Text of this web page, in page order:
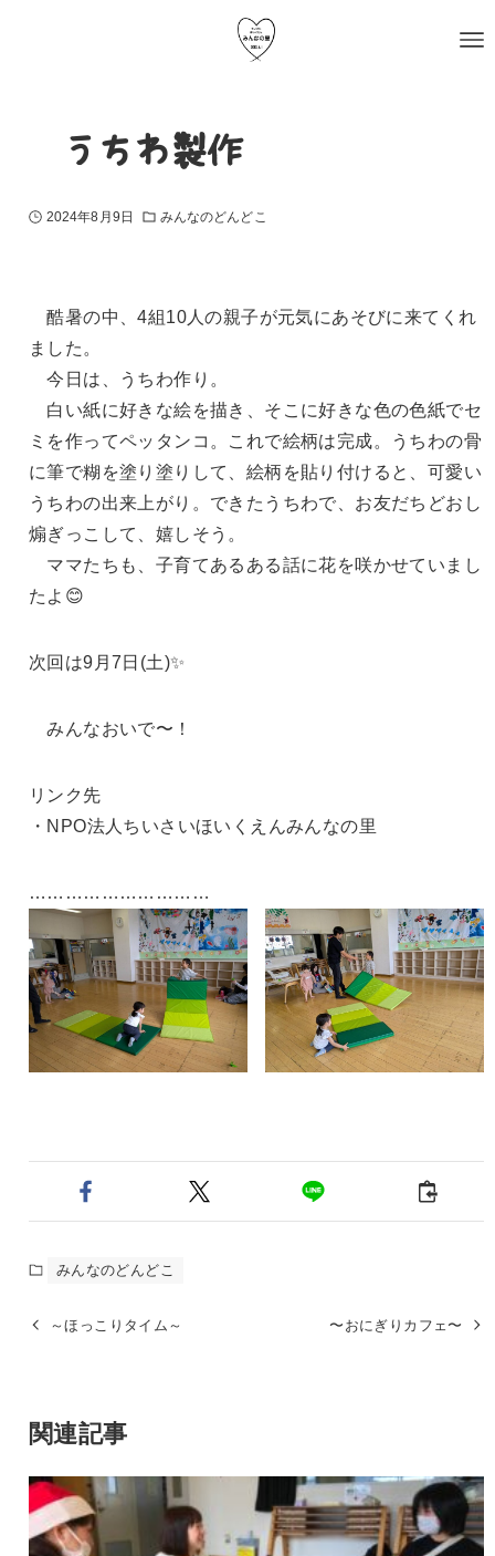
〜うちわ製作〜
2024年8月9日 みんなのどんどこ
酷暑の中、4組10人の親子が元気にあそびに来てくれ
ました。
今日は、うちわ作り。
白い紙に好きな絵を描き、そこに好きな色の色紙でセ
ミを作ってペッタンコ。これで絵柄は完成。うちわの骨
に筆で糊を塗り塗りして、絵柄を貼り付けると、可愛い
うちわの出来上がり。できたうちわで、お友だちどおし
煽ぎっこして、嬉しそう。
ママたちも、子育てあるある話に花を咲かせていまし
たよ😊
次回は9月7日(土)✨
みんなおいで〜！
リンク先
・NPO法人ちいさいほいくえんみんなの里
…………………………
みんなのどんどこ
～ほっこりタイム～ 〜おにぎりカフェ〜
関連記事